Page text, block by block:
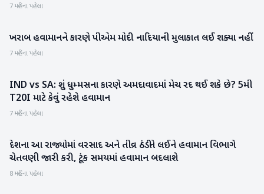
7 મહિના પહેલા
રાષ્ટ્રીય
ખરાબ હવામાનને કારણે પીએમ મોદી નાદિયાની મુલાકાત લઈ શક્યા નહીં
7 મહિના પહેલા
રમતગમત
IND vs SA: શું ધુમ્મસના કારણે અમદાવાદમાં મેચ રદ થઈ શકે છે? 5મી
T20I માટે કેવું રહેશે હવામાન
7 મહિના પહેલા
રાષ્ટ્રીય
દેશના આ રાજ્યોમાં વરસાદ અને તીવ્ર ઠંડીને લઈને હવામાન વિભાગે
ચેતવણી જારી કરી, ટૂંક સમયમાં હવામાન બદલાશે
8 મહિના પહેલા